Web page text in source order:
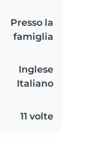
Presso la
famiglia
Inglese
Italiano
11 volte